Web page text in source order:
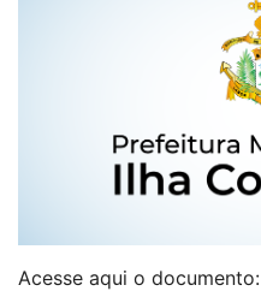
Acesse aqui o documento: